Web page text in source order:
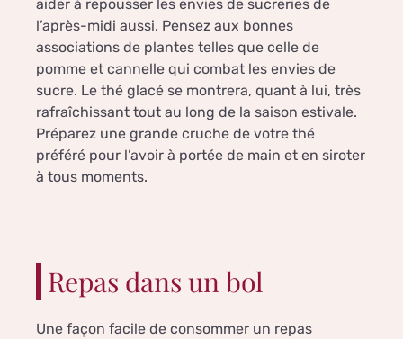
aider à repousser les envies de sucreries de
l’après-midi aussi. Pensez aux bonnes
associations de plantes telles que celle de
pomme et cannelle qui combat les envies de
sucre. Le thé glacé se montrera, quant à lui, très
rafraîchissant tout au long de la saison estivale.
Préparez une grande cruche de votre thé
préféré pour l’avoir à portée de main et en siroter
à tous moments.
Repas dans un bol
Une façon facile de consommer un repas